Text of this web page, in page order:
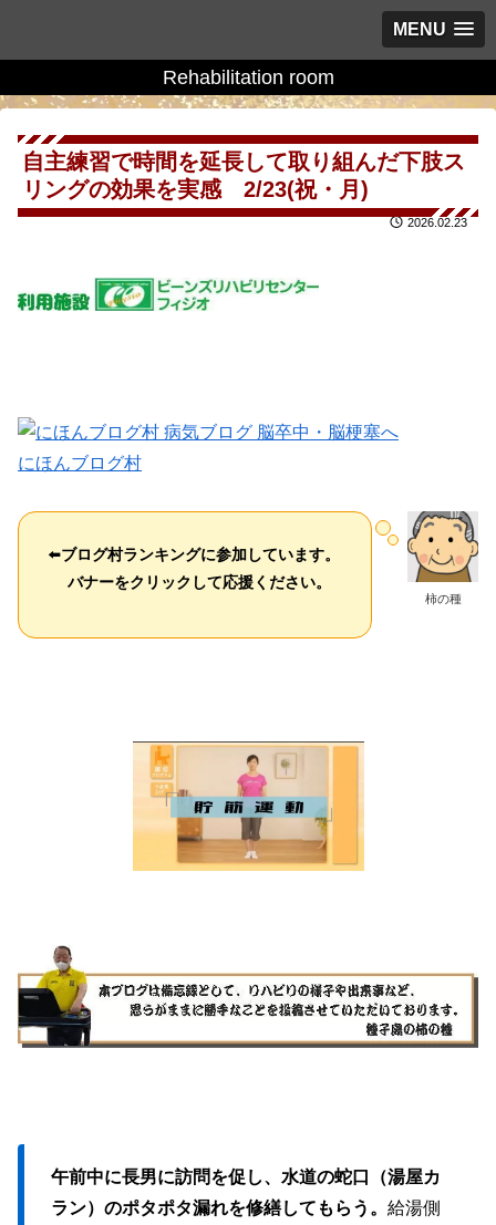
MENU
Rehabilitation room
自主練習で時間を延長して取り組んだ下肢ス
リングの効果を実感 2/23(祝・月)
2026.02.23
にほんブログ村
柿の種
⬅️ブログ村ランキングに参加しています。
バナーをクリックして応援ください。
午前中に長男に訪問を促し、水道の蛇口（湯屋カ
ラン）のポタポタ漏れを修繕してもらう。 給湯側